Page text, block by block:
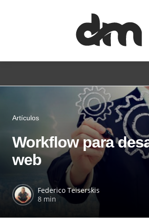
Artículos
Workflow para
web
Federico Teiserskis
8 min